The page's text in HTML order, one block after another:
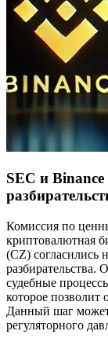
SEC и Binance
Комиссия по
криптовалютная
(CZ) согласились
судебные
которое позволит
Данный шаг
регуляторного